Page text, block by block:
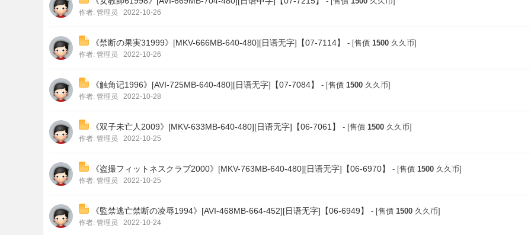
作者: 管理员 2022-10-26
《禁断の果実31999》[MKV-666MB-640-480][日语无字]【07-7114】 - [售價 1500 久久币]
作者: 管理员 2022-10-26
《触角记1996》[AVI-725MB-640-480][日语无字]【07-7084】 - [售價 1500 久久币]
作者: 管理员 2022-10-28
《双子未亡人2009》[MKV-633MB-640-480][日语无字]【06-7061】 - [售價 1500 久久币]
作者: 管理员 2022-10-25
《盗撮フィットネスクラブ2000》[MKV-763MB-640-480][日语无字]【06-6970】 - [售價 1500 久久币]
作者: 管理员 2022-10-25
《監禁逃亡禁断の凌辱1994》[AVI-468MB-664-452][日语无字]【06-6949】 - [售價 1500 久久币]
作者: 管理员 2022-10-24